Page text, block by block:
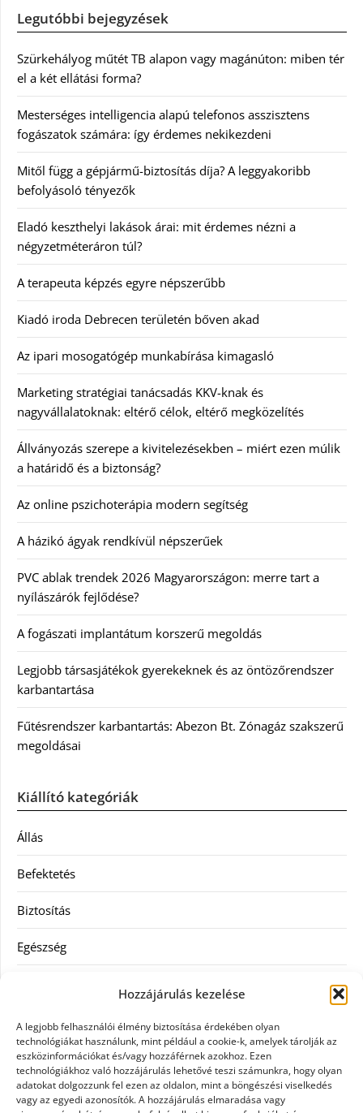
Hozzájárulás kezelése
A legjobb felhasználói élmény biztosítása érdekében olyan
technológiákat használunk, mint például a cookie-k, amelyek tárolják az
eszközinformációkat és/vagy hozzáférnek azokhoz. Ezen
technológiákhoz való hozzájárulás lehetővé teszi számunkra, hogy olyan
adatokat dolgozzunk fel ezen az oldalon, mint a böngészési viselkedés
vagy az egyedi azonosítók. A hozzájárulás elmaradása vagy
Legutóbbi bejegyzések
Szürkehályog műtét TB alapon vagy magánúton: miben tér
el a két ellátási forma?
Mesterséges intelligencia alapú telefonos asszisztens
fogászatok számára: így érdemes nekikezdeni
Mitől függ a gépjármű-biztosítás díja? A leggyakoribb
befolyásoló tényezők
Eladó keszthelyi lakások árai: mit érdemes nézni a
négyzetméteráron túl?
A terapeuta képzés egyre népszerűbb
Kiadó iroda Debrecen területén bőven akad
Az ipari mosogatógép munkabírása kimagasló
Marketing stratégiai tanácsadás KKV-knak és
nagyvállalatoknak: eltérő célok, eltérő megközelítés
Állványozás szerepe a kivitelezésekben – miért ezen múlik
a határidő és a biztonság?
Az online pszichoterápia modern segítség
A házikó ágyak rendkívül népszerűek
PVC ablak trendek 2026 Magyarországon: merre tart a
nyílászárók fejlődése?
A fogászati implantátum korszerű megoldás
Legjobb társasjátékok gyerekeknek és az öntözőrendszer
karbantartása
Fűtésrendszer karbantartás: Abezon Bt. Zónagáz szakszerű
megoldásai
Kiállító kategóriák
Állás
Befektetés
Biztosítás
Egészség
Ingatlan
Művészetek és szórakozás
Múzeumok